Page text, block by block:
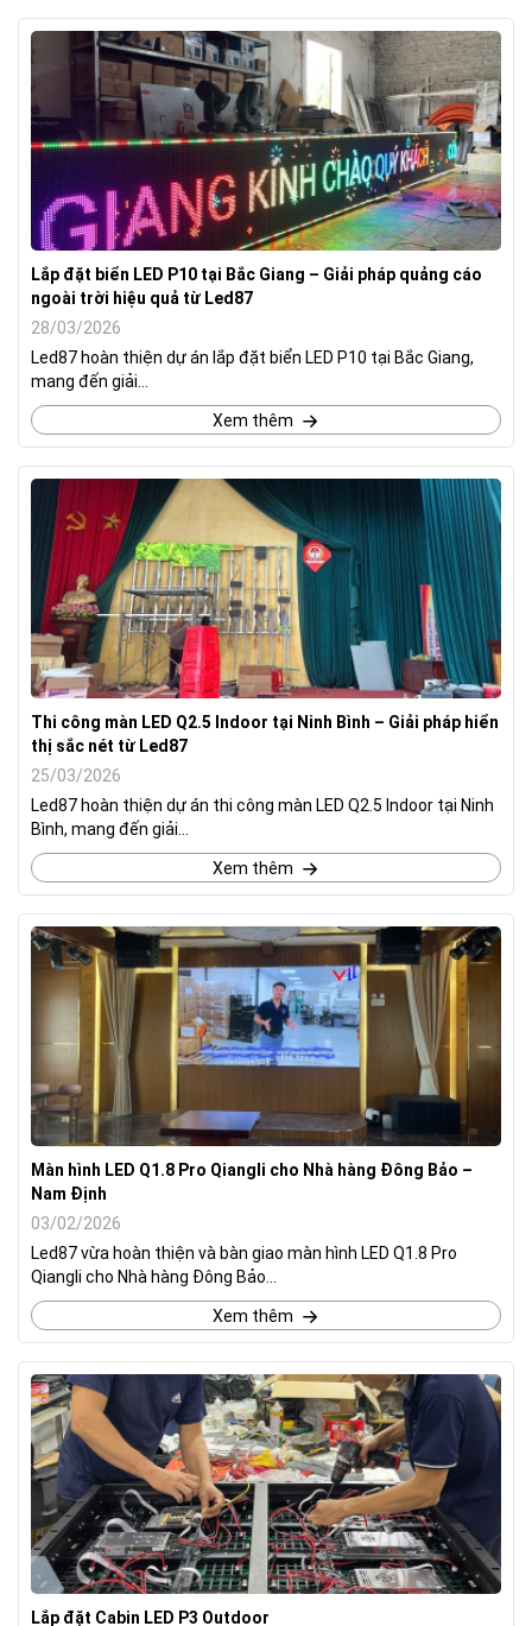
Lắp đặt biển LED P10 tại Bắc Giang – Giải pháp quảng cáo
ngoài trời hiệu quả từ Led87
28/03/2026
Led87 hoàn thiện dự án lắp đặt biển LED P10 tại Bắc Giang,
mang đến giải...
Xem thêm
Thi công màn LED Q2.5 Indoor tại Ninh Bình – Giải pháp hiển
thị sắc nét từ Led87
25/03/2026
Led87 hoàn thiện dự án thi công màn LED Q2.5 Indoor tại Ninh
Bình, mang đến giải...
Xem thêm
Màn hình LED Q1.8 Pro Qiangli cho Nhà hàng Đông Bảo –
Nam Định
03/02/2026
Led87 vừa hoàn thiện và bàn giao màn hình LED Q1.8 Pro
Qiangli cho Nhà hàng Đông Bảo...
Xem thêm
Lắp đặt Cabin LED P3 Outdoor